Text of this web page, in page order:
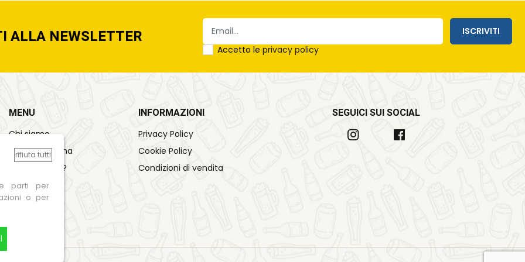
ALLA NEWSLETTER
ISCRIVITI
Accetto leprivacy policy
MENU
Chi siamo
Come funziona
Sai cosa bevi?
Contattaci
INFORMAZIONI
Privacy Policy
Cookie Policy
Condizioni di vendita
SEGUICI SUI SOCIAL
rifiuta tutti
parti per
o per